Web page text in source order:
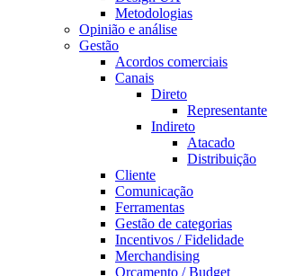
Metodologias
Opinião e análise
Gestão
Acordos comerciais
Canais
Direto
Representante
Indireto
Atacado
Distribuição
Cliente
Comunicação
Ferramentas
Gestão de categorias
Incentivos / Fidelidade
Merchandising
Orçamento / Budget